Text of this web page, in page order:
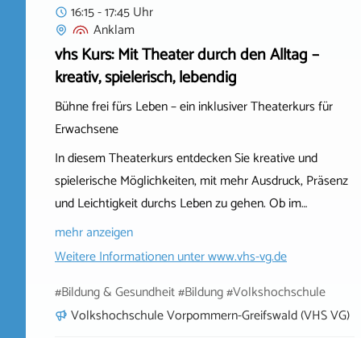
16:15 - 17:45 Uhr
Anklam
vhs Kurs: Mit Theater durch den Alltag –
kreativ, spielerisch, lebendig
Bühne frei fürs Leben – ein inklusiver Theaterkurs für
Erwachsene
In diesem Theaterkurs entdecken Sie kreative und
spielerische Möglichkeiten, mit mehr Ausdruck, Präsenz
und Leichtigkeit durchs Leben zu gehen. Ob im…
mehr anzeigen
Weitere Informationen unterwww.vhs-vg.de
#Bildung & Gesundheit #Bildung #Volkshochschule
Volkshochschule Vorpommern-Greifswald (VHS VG)